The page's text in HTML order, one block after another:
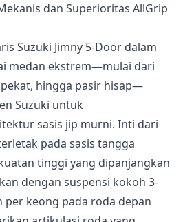
dan Superioritas AllGrip
Suzuki Jimny 5-Door dalam
medan ekstrem—mulai dari
hingga pasir hisap—
Suzuki untuk
sasis jip murni. Inti dari
pada sasis tangga
tinggi yang dipanjangkan
dengan suspensi kokoh 3-
per keong pada roda depan